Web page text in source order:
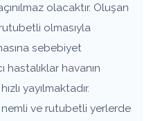
olacaktır. Oluşan
olmasıyla
sebebiyet
hastalıklar havanın
yayılmaktadır.
ve rutubetli yerlerde